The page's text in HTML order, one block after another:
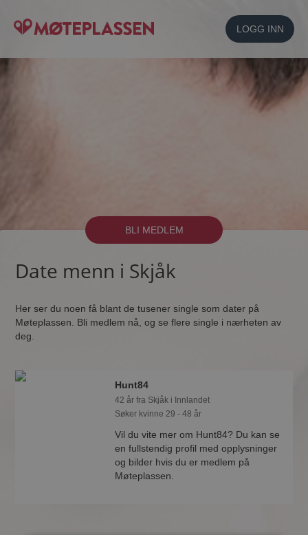
LOGG INN
BLI MEDLEM
Date menn i Skjåk
Her ser du noen få blant de tusener single som dater på
Møteplassen. Bli medlem nå, og se flere single i nærheten av
deg.
Hunt84
42 år fra Skjåk i Innlandet
Søker kvinne 29 - 48 år
Vil du vite mer om Hunt84? Du kan se
en fullstendig profil med opplysninger
og bilder hvis du er medlem på
Møteplassen.